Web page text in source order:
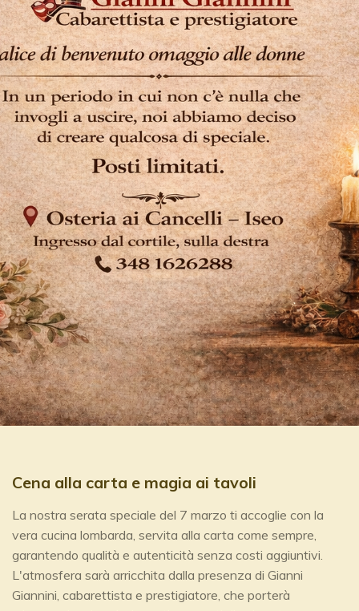
Cena alla carta e magia ai tavoli
La nostra serata speciale del 7 marzo ti accoglie con la
vera cucina lombarda, servita alla carta come sempre,
garantendo qualità e autenticità senza costi aggiuntivi.
L'atmosfera sarà arricchita dalla presenza di Gianni
Giannini, cabarettista e prestigiatore, che porterà